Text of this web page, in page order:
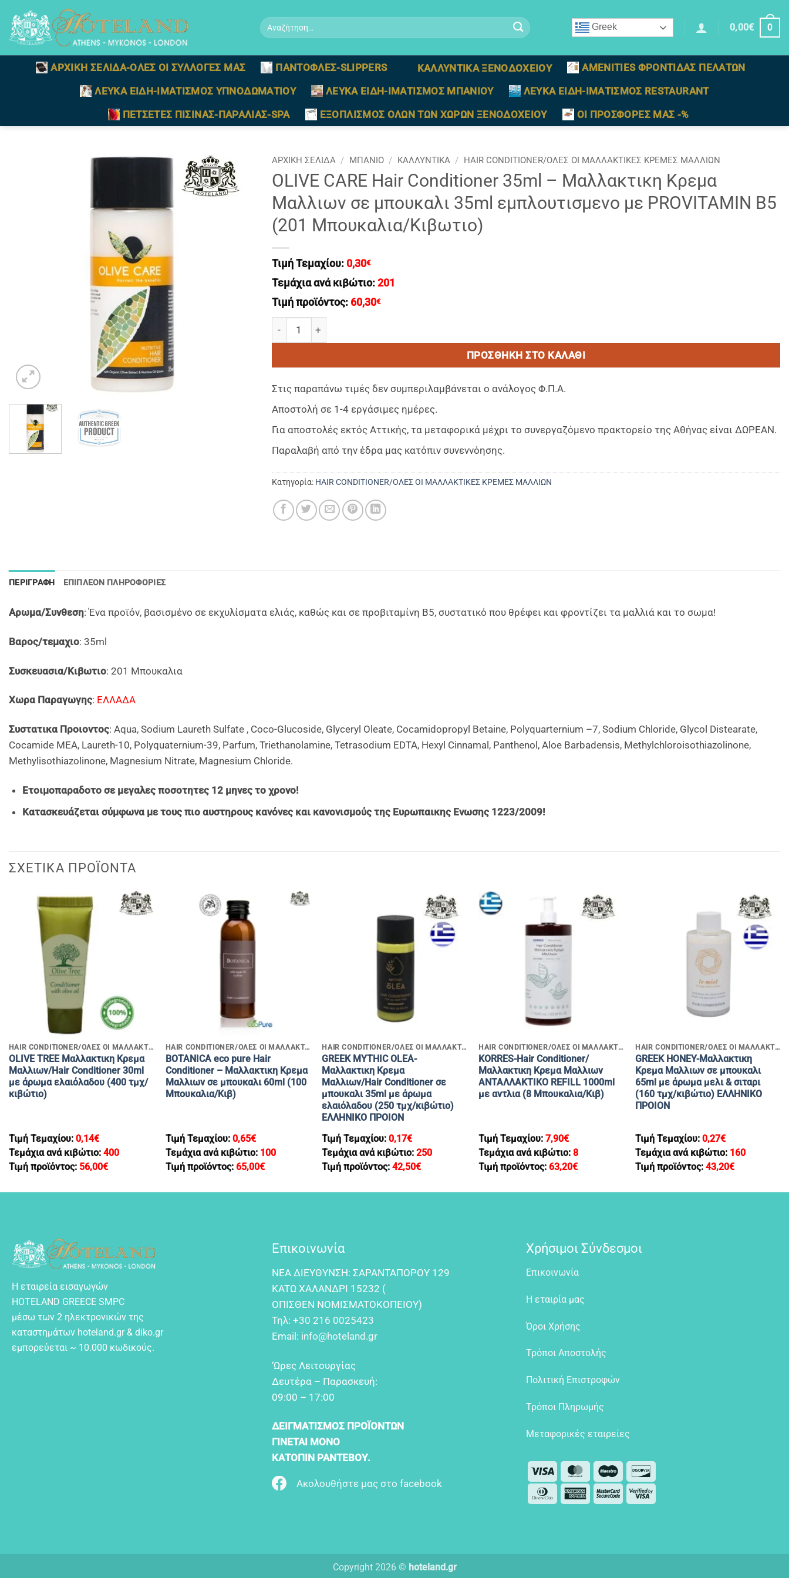
στο
περιεχόμενο
Αναζήτηση
για:
Greek 0,00€ 0
ΑΡΧΙΚΗ ΣΕΛΙΔΑ-ΟΛΕΣ ΟΙ ΣΥΛΛΟΓΕΣ ΜΑΣ ΠΑΝΤΟΦΛΕΣ-SLIPPERS ΚΑΛΛΥΝΤΙΚΑ ΞΕΝΟΔΟΧΕΙΟΥ
AMENITIES ΦΡΟΝΤΙΔΑΣ ΠΕΛΑΤΩΝ
ΛΕΥΚΑ ΕΙΔΗ-ΙΜΑΤΙΣΜΟΣ ΥΠΝΟΔΩΜΑΤΙΟΥ
ΛΕΥΚΑ ΕΙΔΗ-ΙΜΑΤΙΣΜΟΣ ΜΠΑΝΙΟΥ
ΛΕΥΚΑ ΕΙΔΗ-ΙΜΑΤΙΣΜΟΣ RESTAURANT
ΠΕΤΣΕΤΕΣ ΠΙΣΙΝΑΣ-ΠΑΡΑΛΙΑΣ-SPA
ΕΞΟΠΛΙΣΜΟΣ ΟΛΩΝ ΤΩΝ ΧΩΡΩΝ ΞΕΝΟΔΟΧΕΙΟΥ ΟΙ ΠΡΟΣΦΟΡΕΣ ΜΑΣ -%
ΑΡΧΙΚΉ ΣΕΛΊΔΑ / ΜΠΑΝΙΟ / ΚΑΛΛΥΝΤΙΚΑ / HAIR CONDITIONER/ΟΛΕΣ ΟΙ ΜΑΛΛΑΚΤΙΚΕΣ ΚΡΕΜΕΣ ΜΑΛΛΙΩΝ
OLIVE CARE Hair Conditioner 35ml – Μαλλακτικη Κρεμα
Μαλλιων σε μπουκαλι 35ml εμπλουτισμενο με PROVITAMIN B5
(201 Μπουκαλια/Κιβωτιο)
Τιμή Τεμαχίου: 0,30€
Τεμάχια ανά κιβώτιο: 201
Τιμή προϊόντος: 60,30€
OLIVE CARE Hair Conditioner 35ml - Μαλλακτικη Κρεμα Μαλλιων σε μπουκαλι 35ml εμπλουτισμενο με PROVITAMIN
ΠΡΟΣΘΉΚΗ ΣΤΟ ΚΑΛΆΘΙ
Στις παραπάνω τιμές δεν συμπεριλαμβάνεται ο ανάλογος Φ.Π.Α.
Αποστολή σε 1-4 εργάσιμες ημέρες.
Για αποστολές εκτός Αττικής, τα μεταφορικά μέχρι το συνεργαζόμενο πρακτορείο της Αθήνας είναι ΔΩΡΕΑΝ.
Παραλαβή από την έδρα μας κατόπιν συνεννόησης.
Κατηγορία: HAIR CONDITIONER/ΟΛΕΣ ΟΙ ΜΑΛΛΑΚΤΙΚΕΣ ΚΡΕΜΕΣ ΜΑΛΛΙΩΝ
ΠΕΡΙΓΡΑΦΉ ΕΠΙΠΛΈΟΝ ΠΛΗΡΟΦΟΡΊΕΣ
Αρωμα/Συνθεση: Ένα προϊόν, βασισμένο σε εκχυλίσματα ελιάς, καθώς και σε προβιταμίνη Β5, συστατικό που θρέφει και φροντίζει τα μαλλιά και το σωμα!
Βαρος/τεμαχιο: 35ml
Συσκευασια/Κιβωτιο: 201 Μπουκαλια
Χωρα Παραγωγης: ΕΛΛΑΔΑ
Συστατικα Προιοντος: Aqua, Sodium Laureth Sulfate , Coco-Glucoside, Glyceryl Oleate, Cocamidopropyl Betaine, Polyquarternium –7, Sodium Chloride, Glycol Distearate,
Cocamide MEA, Laureth-10, Polyquaternium-39, Parfum, Triethanolamine, Tetrasodium EDTA, Hexyl Cinnamal, Panthenol, Aloe Barbadensis, Methylchloroisothiazolinone,
Methylisothiazolinone, Magnesium Nitrate, Magnesium Chloride.
Ετοιμοπαραδοτο σε μεγαλες ποσοτητες 12 μηνες το χρονο!
Κατασκευάζεται σύμφωνα με τους πιο αυστηρους κανόνες και κανονισμούς της Ευρωπαικης Ενωσης 1223/2009!
ΣΧΕΤΙΚΆ ΠΡΟΪΌΝΤΑ
HAIR CONDITIONER/ΟΛΕΣ ΟΙ ΜΑΛΛΑΚΤΙΚΕΣ ΚΡΕΜΕΣ ΜΑΛΛΙΩΝ
OLIVE TREE Μαλλακτικη Κρεμα
Μαλλιων/Hair Conditioner 30ml
με άρωμα ελαιόλαδου (400 τμχ/
κιβώτιο)
Τιμή Τεμαχίου: 0,14€
Τεμάχια ανά κιβώτιο: 400
Τιμή προϊόντος: 56,00€
HAIR CONDITIONER/ΟΛΕΣ ΟΙ ΜΑΛΛΑΚΤΙΚΕΣ ΚΡΕΜΕΣ ΜΑΛΛΙΩΝ
BOTANICA eco pure Hair
Conditioner – Μαλλακτικη Κρεμα
Μαλλιων σε μπουκαλι 60ml (100
Μπουκαλια/Κιβ)
Τιμή Τεμαχίου: 0,65€
Τεμάχια ανά κιβώτιο: 100
Τιμή προϊόντος: 65,00€
HAIR CONDITIONER/ΟΛΕΣ ΟΙ ΜΑΛΛΑΚΤΙΚΕΣ ΚΡΕΜΕΣ ΜΑΛΛΙΩΝ
GREEK MYTHIC OLEA-
Μαλλακτικη Κρεμα
Μαλλιων/Hair Conditioner σε
μπουκαλι 35ml με άρωμα
ελαιόλαδου (250 τμχ/κιβώτιο)
EΛΛΗΝΙΚΟ ΠΡΟΙΟΝ
Τιμή Τεμαχίου:0,17€
Τεμάχια ανά κιβώτιο:250
Τιμή προϊόντος:42,50€
HAIR CONDITIONER/ΟΛΕΣ ΟΙ ΜΑΛΛΑΚΤΙΚΕΣ ΚΡΕΜΕΣ ΜΑΛΛΙΩΝ
KORRES-Ηair Conditioner/
Μαλλακτικη Κρεμα Μαλλιων
ΑΝΤΑΛΛΑΚΤΙΚΟ REFILL 1000ml
με αντλια (8 Μπουκαλια/Κιβ)
Τιμή Τεμαχίου:7,90€
Τεμάχια ανά κιβώτιο:8
Τιμή προϊόντος: 63,20€
HAIR CONDITIONER/ΟΛΕΣ ΟΙ ΜΑΛΛΑΚΤΙΚΕΣ ΚΡΕΜΕΣ ΜΑΛΛΙΩΝ
GREEK HONEY-Mαλλακτικη
Κρεμα Μαλλιων σε μπουκαλι
65ml με άρωμα μελι & σιταρι
(160 τμχ/κιβώτιο) EΛΛΗΝΙΚΟ
ΠΡΟΙΟΝ
Τιμή Τεμαχίου: 0,27€
Τεμάχια ανά κιβώτιο: 160
Τιμή προϊόντος: 43,20€
Η εταιρεία εισαγωγών
HOTELAND GREECE SMPC
μέσω των 2 ηλεκτρονικών της
καταστημάτων hoteland.gr & diko.gr
εμπορεύεται ~ 10.000 κωδικούς.
Επικοινωνία
NEA ΔIEYΘYNΣH: ΣAPANTAΠOPOY 129
KATΩ XAΛANΔPI 15232 (
OΠIΣΘEN NOMIΣMATOKOΠEIOY)
Τηλ: +30 216 0025423
Email: info@hoteland.gr
‘Ωρες Λειτουργίας
Δευτέρα – Παρασκευή:
09:00 – 17:00
ΔΕΙΓΜΑΤΙΣΜΟΣ ΠΡΟΪΟΝΤΩΝ
ΓΙΝΕΤΑΙ ΜΟΝΟ
ΚΑΤΟΠΙΝ ΡΑΝΤΕΒΟΥ.
Ακολουθήστε μας στο facebook
Χρήσιμοι Σύνδεσμοι
Επικοινωνία
Η εταιρία μας
Όροι Χρήσης
Τρόποι Αποστολής
Πολιτική Επιστροφών
Τρόποι Πληρωμής
Μεταφορικές εταιρείες
Visa MasterCardMaestro
Dinners
Club
American
Express
MasterCard
2
Visa
2
Copyright 2026 © hoteland.gr